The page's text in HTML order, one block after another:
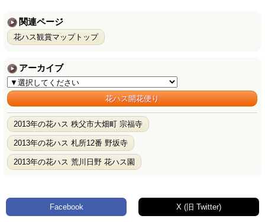
関連ページ
花ハス観賞マップトップ
アーカイブ
花ハス開花便り
2013年の花ハス 秩父市大畑町 宗福寺
2013年の花ハス 札所12番 野坂寺
2013年の花ハス 荒川日野 花ハス園
Facebook X (旧 Twitter)